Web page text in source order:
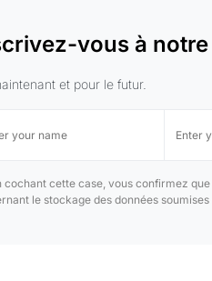
vous à
et pour le futur.
cochant cette case, vous confirmez
le stockage des données